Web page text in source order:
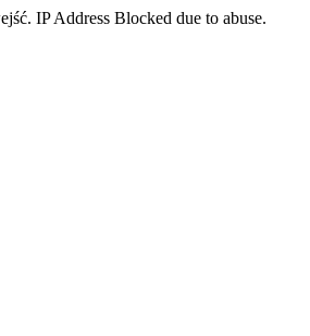
IP Address Blocked due to abuse.